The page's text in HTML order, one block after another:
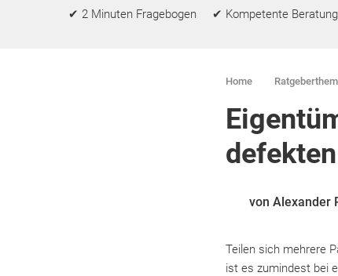
✔ 2 Minuten Fragebogen ✔ Kompetente
Home
von Alexander
Teilen sich mehrere
ist es zumindest bei